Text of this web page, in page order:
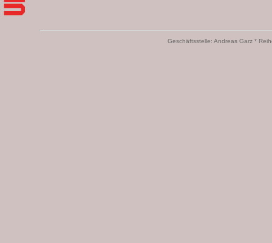
Geschäftsstelle: Andreas Garz *